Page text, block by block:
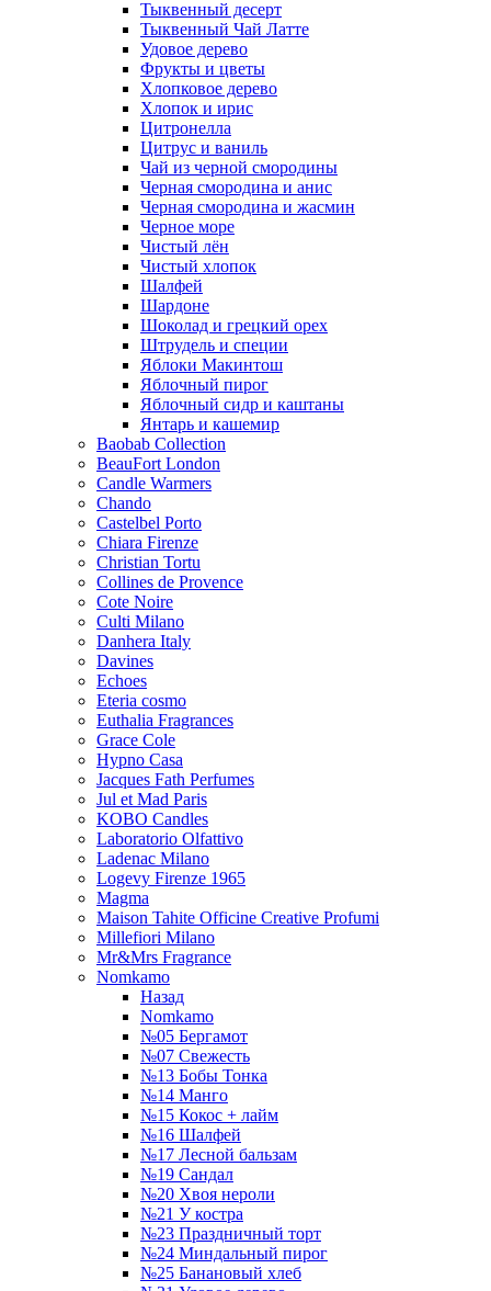
Тыквенный десерт
Тыквенный Чай Латте
Удовое дерево
Фрукты и цветы
Хлопковое дерево
Хлопок и ирис
Цитронелла
Цитрус и ваниль
Чай из черной смородины
Черная смородина и анис
Черная смородина и жасмин
Черное море
Чистый лён
Чистый хлопок
Шалфей
Шардоне
Шоколад и грецкий орех
Штрудель и специи
Яблоки Макинтош
Яблочный пирог
Яблочный сидр и каштаны
Янтарь и кашемир
Baobab Collection
BeauFort London
Candle Warmers
Chando
Castelbel Porto
Chiara Firenze
Christian Tortu
Collines de Provence
Cote Noire
Culti Milano
Danhera Italy
Davines
Echoes
Eteria cosmo
Euthalia Fragrances
Grace Cole
Hypno Casa
Jacques Fath Perfumes
Jul et Mad Paris
KOBO Candles
Laboratorio Olfattivo
Ladenac Milano
Logevy Firenze 1965
Magma
Maison Tahite Officine Creative Profumi
Millefiori Milano
Mr&Mrs Fragrance
Nomkamo
Назад
Nomkamo
№05 Бергамот
№07 Свежесть
№13 Бобы Тонка
№14 Манго
№15 Кокос + лайм
№16 Шалфей
№17 Лесной бальзам
№19 Сандал
№20 Хвоя нероли
№21 У костра
№23 Праздничный торт
№24 Миндальный пирог
№25 Банановый хлеб